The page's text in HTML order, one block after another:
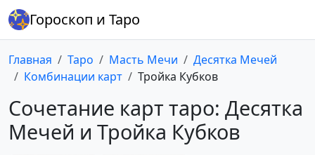
Гороскоп и Таро
Главная Таро Масть Мечи
Десятка Мечей
Комбинации карт
Тройка Кубков
Сочетание карт таро: Десятка
Мечей и Тройка Кубков